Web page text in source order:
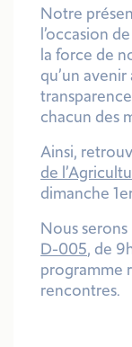
Notre
l’occasion
la force de
qu’un
chacun des
Ainsi,
de
dimanche
Nous
D-005, de
programme
rencontres.